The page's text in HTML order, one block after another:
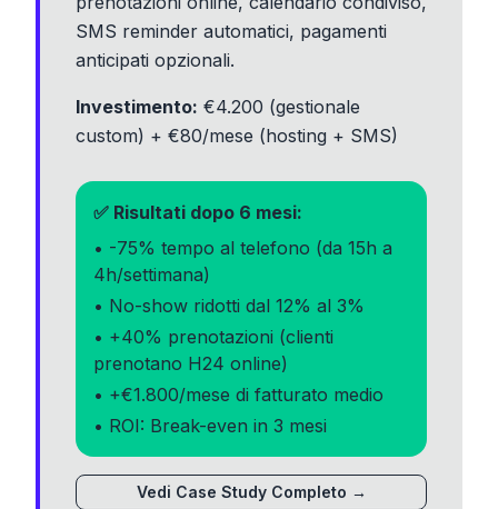
SMS reminder automatici, pagamenti
anticipati opzionali.
Investimento: €4.200 (gestionale
custom) + €80/mese (hosting + SMS)
✅ Risultati dopo 6 mesi:
• -75% tempo al telefono (da 15h a
4h/settimana)
• No-show ridotti dal 12% al 3%
• +40% prenotazioni (clienti
prenotano H24 online)
• +€1.800/mese di fatturato medio
• ROI: Break-even in 3 mesi
Vedi Case Study Completo →